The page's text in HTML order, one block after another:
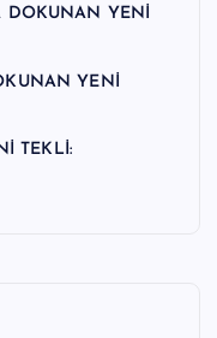
DOKUNAN YENİ
YENİ
TEKLİ: